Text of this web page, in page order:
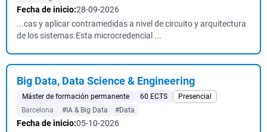
Fecha de inicio:28-09-2026
...cas y aplicar contramedidas a nivel de circuito y arquitectura
de los sistemas.Esta microcredencial ...
Big Data, Data Science & Engineering
Máster de formación permanente 60 ECTS
Presencial
Barcelona
#IA & Big Data #Data
Fecha de inicio:05-10-2026